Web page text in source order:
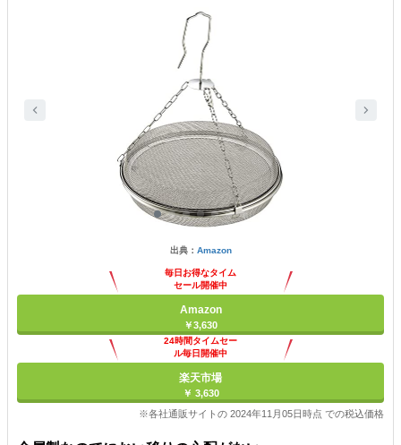
出典： Amazon
毎日お得なタイム
セール開催中
Amazon
￥3,630
24時間タイムセー
ル毎日開催中
楽天市場
￥ 3,630
※各社通販サイトの 2024年11月05日時点 での税込価格